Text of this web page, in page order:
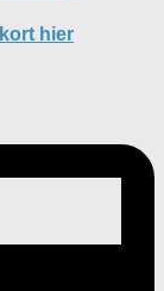
hier